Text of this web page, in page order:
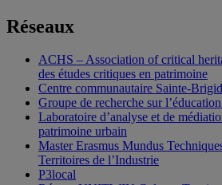
Réseaux
ACHS – Association of critical
des études critiques en patrimoine
Centre communautaire Sainte-
Groupe de recherche sur
Laboratoire d’analyse et de
patrimoine urbain
Master Erasmus Mundus
Territoires de l’Industrie
P3local